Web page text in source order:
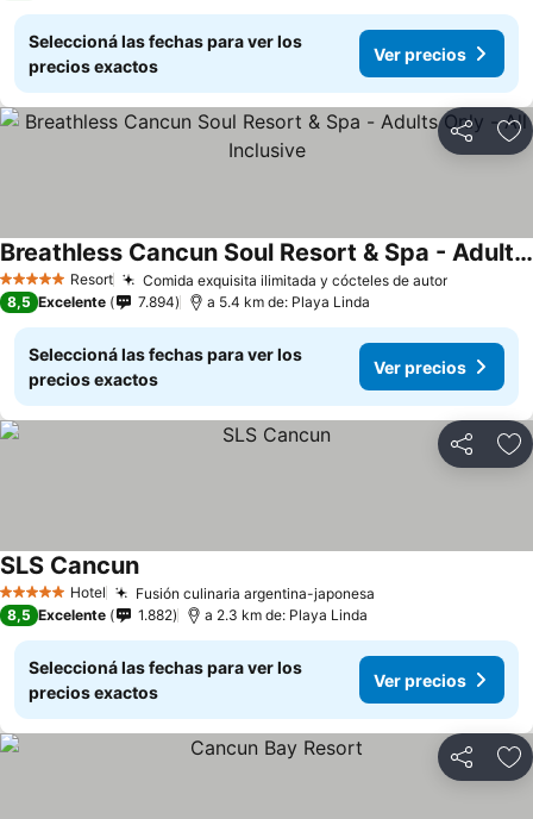
Seleccioná las fechas para ver los
precios exactos
Ver precios
Compartir
5 Estrellas Resort Comida exquisita ilimitada y cócteles de autor
Breathless Cancun Soul Resort & Spa - Adults Only - All Inclusive
8,5 Excelente 7.894 a 5.4 km de: Playa Linda
Seleccioná las fechas para ver los
precios exactos
Ver precios
Compartir
5 Estrellas Hotel Fusión culinaria argentina-japonesa
SLS Cancun
8,5 Excelente 1.882 a 2.3 km de: Playa Linda
Seleccioná las fechas para ver los
precios exactos
Ver precios
Compartir